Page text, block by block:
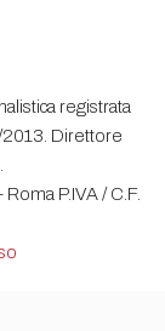
registrata
2013. Direttore
P.IVA / C.F.